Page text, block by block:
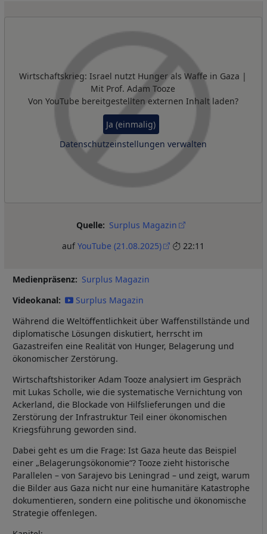
Remote Video URL
Wirtschaftskrieg: Israel nutzt Hunger als Waffe in Gaza |
Mit Prof. Adam Tooze
Von YouTube bereitgestellten externen Inhalt laden?
Ja (einmalig)
Datenschutzeinstellungen verwalten
Quelle
Surplus Magazin
aufYouTube (21.08.2025) 22:11
Medienpräsenz
Surplus Magazin
Videokanal
Surplus Magazin
Während die Weltöffentlichkeit über Waffenstillstände und
diplomatische Lösungen diskutiert, herrscht im
Gazastreifen eine Realität von Hunger, Belagerung und
ökonomischer Zerstörung.
Wirtschaftshistoriker Adam Tooze analysiert im Gespräch
mit Lukas Scholle, wie die systematische Vernichtung von
Ackerland, die Blockade von Hilfslieferungen und die
Zerstörung der Infrastruktur Teil einer ökonomischen
Kriegsführung geworden sind.
Dabei geht es um die Frage: Ist Gaza heute das Beispiel
einer „Belagerungsökonomie“? Tooze zieht historische
Parallelen – von Sarajevo bis Leningrad – und zeigt, warum
die Bilder aus Gaza nicht nur eine humanitäre Katastrophe
dokumentieren, sondern eine politische und ökonomische
Strategie offenlegen.